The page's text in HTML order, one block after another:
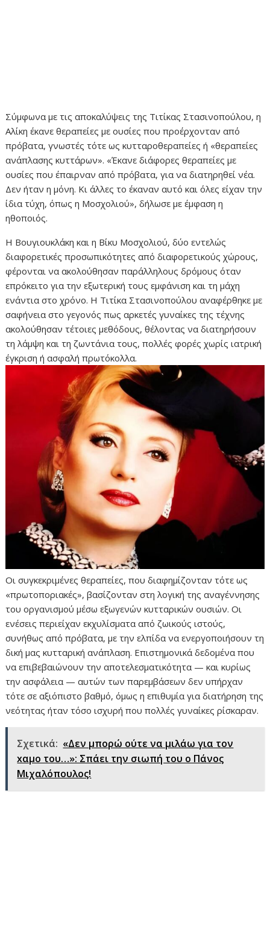
Σύμφωνα με τις αποκαλύψεις της Τιτίκας Στασινοπούλου, η
Αλίκη έκανε θεραπείες με ουσίες που προέρχονταν από
πρόβατα, γνωστές τότε ως κυτταροθεραπείες ή «θεραπείες
ανάπλασης κυττάρων». «Έκανε διάφορες θεραπείες με
ουσίες που έπαιρναν από πρόβατα, για να διατηρηθεί νέα.
Δεν ήταν η μόνη. Κι άλλες το έκαναν αυτό και όλες είχαν την
ίδια τύχη, όπως η Μοσχολιού», δήλωσε με έμφαση η
ηθοποιός.
Η Βουγιουκλάκη και η Βίκυ Μοσχολιού, δύο εντελώς
διαφορετικές προσωπικότητες από διαφορετικούς χώρους,
φέρονται να ακολούθησαν παράλληλους δρόμους όταν
επρόκειτο για την εξωτερική τους εμφάνιση και τη μάχη
ενάντια στο χρόνο. Η Τιτίκα Στασινοπούλου αναφέρθηκε με
σαφήνεια στο γεγονός πως αρκετές γυναίκες της τέχνης
ακολούθησαν τέτοιες μεθόδους, θέλοντας να διατηρήσουν
τη λάμψη και τη ζωντάνια τους, πολλές φορές χωρίς ιατρική
έγκριση ή ασφαλή πρωτόκολλα.
Οι συγκεκριμένες θεραπείες, που διαφημίζονταν τότε ως
«πρωτοποριακές», βασίζονταν στη λογική της αναγέννησης
του οργανισμού μέσω εξωγενών κυτταρικών ουσιών. Οι
ενέσεις περιείχαν εκχυλίσματα από ζωικούς ιστούς,
συνήθως από πρόβατα, με την ελπίδα να ενεργοποιήσουν τη
δική μας κυτταρική ανάπλαση. Επιστημονικά δεδομένα που
να επιβεβαιώνουν την αποτελεσματικότητα — και κυρίως
την ασφάλεια — αυτών των παρεμβάσεων δεν υπήρχαν
τότε σε αξιόπιστο βαθμό, όμως η επιθυμία για διατήρηση της
νεότητας ήταν τόσο ισχυρή που πολλές γυναίκες ρίσκαραν.
Σχετικά: «Δεν μπορώ ούτε να μιλάω για τον
xαμo του…»: Σπάει την σιωπή του ο Πάνος
Μιχαλόπουλος!